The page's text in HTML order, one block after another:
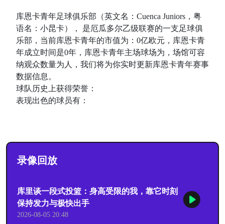
库恩卡青年足球俱乐部（英文名：Cuenca Juniors，粤
语名：小昆卡）， 是厄瓜多尔乙级联赛的一支足球俱
乐部，当前库恩卡青年的市值为：0亿欧元，库恩卡青
年成立时间是0年，库恩卡青年主场球场为，场馆可容
纳观众数量为人，我们将为你实时更新库恩卡青年赛事
数据信息。
球队历史上获得荣誉：
表现出色的球员有：
录像回放
库里谈一段式投篮：身高受限的我，靠它时刻
保持发力与极快出手
2026-08-05 20:48